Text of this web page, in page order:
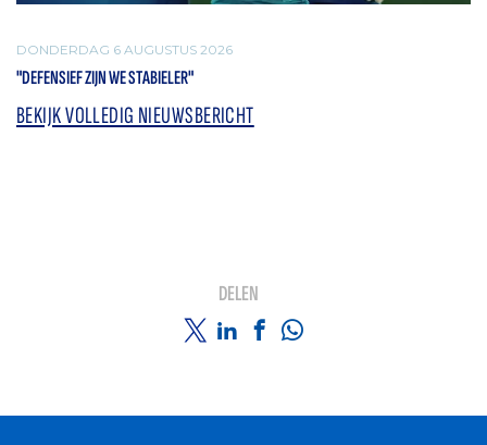
DONDERDAG 6 AUGUSTUS 2026
"DEFENSIEF ZIJN WE STABIELER"
BEKIJK VOLLEDIG NIEUWSBERICHT
DELEN